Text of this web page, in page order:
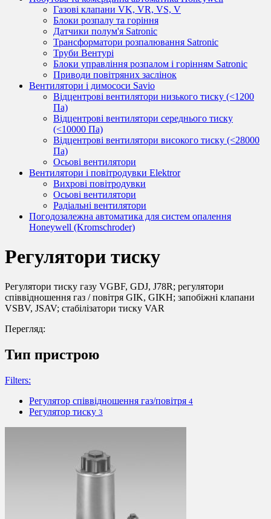
Газові клапани VK, VR, VS, V
Блоки розпалу та горіння
Датчики полум'я Satronic
Трансформатори розпалювання Satronic
Труби Вентурі
Блоки управління розпалом і горінням Satronic
Приводи повітряних заслінок
Вентилятори і димососи Savio
Відцентрові вентилятори низького тиску (<1200
Па)
Відцентрові вентилятори середнього тиску
(<10000 Па)
Відцентрові вентилятори високого тиску (<28000
Па)
Осьові вентилятори
Вентилятори і повітродувки Elektror
Вихрові повітродувки
Осьові вентилятори
Радіальні вентилятори
Погодозалежна автоматика для систем опалення
Honeywell (Kromschroder)
Регулятори тиску
Регулятори тиску газу VGBF, GDJ, J78R; регулятори
співвідношення газ / повітря GIK, GIKH; запобіжні клапани
VSBV, JSAV; стабілізатори тиску VAR
Перегляд:
Тип пристрою
Filters:
Регулятор співвідношення газ/повітря 4
Регулятор тиску 3